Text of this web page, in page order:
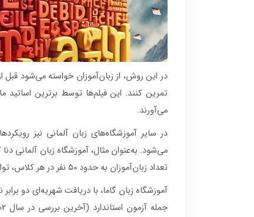
در این روش، از زبان‌آموزان خواسته می‌شود
تمرین کنند. این فیلم‌ها توسط برترین اساتید
می‌آورند.
در سایر آموزشگاه‌های زبان آلمانی نیز
می‌شود. به‌عنوان مثال، آموزشگاه زبان آلمانی
تعداد زبان‌آموزان به حدود ۵۰ نفر در هر کلاس، توانسته کمبود نیروی متخصص را تا حدی جبران کند.
آموزشگاه زبان گاما، با دریافت شهریه‌ای دو